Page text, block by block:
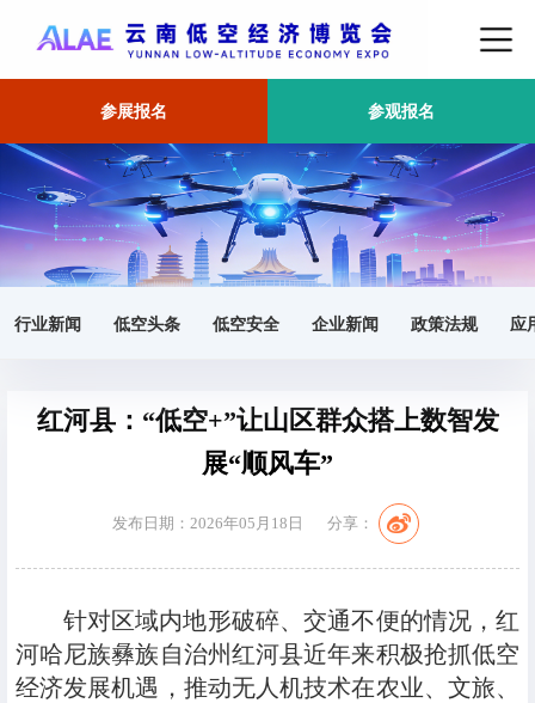
参展报名 参观报名
行业新闻 低空头条 低空安全 企业新闻 政策法规 应
首页 产业 正文
红河县：“低空+”让山区群众搭上数智发
展“顺风车”
发布日期：2026年05月18日 分享：
针对区域内地形破碎、交通不便的情况，红
河哈尼族彝族自治州红河县近年来积极抢抓低空
经济发展机遇，推动无人机技术在农业、文旅、